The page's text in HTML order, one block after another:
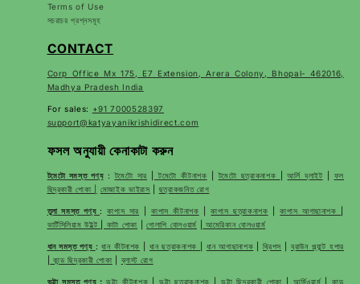
Terms of Use
সচরাচর প্রশ্নসমূহ
CONTACT
Corp Office Mx 175, E7 Extension, Arera Colony, Bhopal- 462016,
Madhya Pradesh India
For sales: +91 7000528397
support@katyayanikrishidirect.com
ফসল অনুযায়ী কেনাকাটা করুন
টমেটো সমস্ত পণ্য:টমেটো সার টমেটো কীটনাশক |টমেটো ছত্রাকনাশক |আর্লি ব্লাইট
ফল
ছিদ্রকারী পোকা |
মোজাইক ভাইরাস ছত্রাকজনিত রোগ
তুলা সমস্ত পণ্য :কাপাস সার কাপাস কীটনাশক |কাপাস ছত্রাকনাশক |কাপাস আগাছানাশক
ভার্টিসিলিয়াম উইল্ট
কাটা পোকা |গোলাপি বোলওয়ার্ম আমেরিকান বোলওয়ার্ম
ধান সমস্ত পণ্য :ধান কীটনাশক |ধান ছত্রাকনাশক ধান আগাছানাশক |থ্রিপস
ব্রাউন প্ল্যান্ট হপার
কান্ড ছিদ্রকারী পোকা ব্লাস্ট রোগ
ভুট্টা সমস্ত পণ্য : ভুট্টা কীটনাশক ভুট্টা ছত্রাকনাশক ভুট্টা ছিদ্রকারী পোকা আর্মিওয়ার্ম কান্ড